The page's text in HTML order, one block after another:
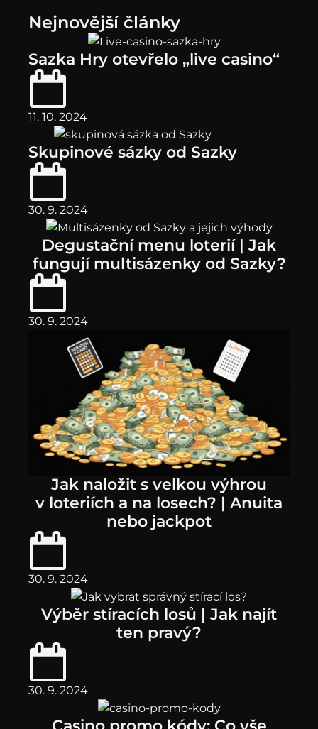
Nejnovější články
Sazka Hry otevřelo „live casino“
11. 10. 2024
Skupinové sázky od Sazky
30. 9. 2024
Degustační menu loterií | Jak
fungují multisázenky od Sazky?
30. 9. 2024
Jak naložit s velkou výhrou
v loteriích a na losech? | Anuita
nebo jackpot
30. 9. 2024
Výběr stíracích losů | Jak najít
ten pravý?
30. 9. 2024